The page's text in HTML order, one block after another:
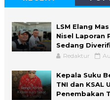
LSM Elang
Nisel Laporan
Sedang
Redaktur
Kepala Suku
TNI dan KSAL
Penembakan